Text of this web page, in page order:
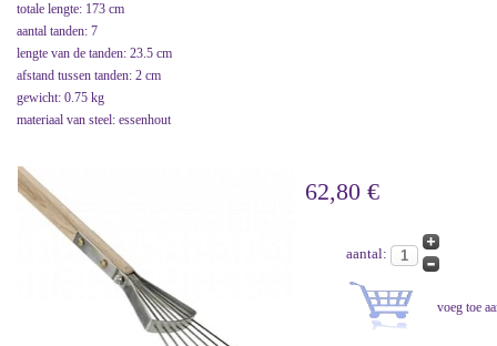
totale lengte: 173 cm
aantal tanden: 7
lengte van de tanden: 23.5 cm
afstand tussen tanden: 2 cm
gewicht: 0.75 kg
materiaal van steel: essenhout
62,80 €
aantal: